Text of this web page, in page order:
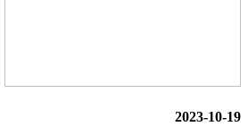
2023-10-19